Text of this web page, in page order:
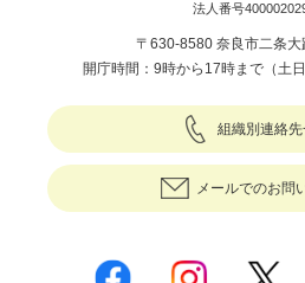
法人番号
〒630-8580 奈良市二条大
開庁時間：9時から17時まで（土
組織別連絡
メールでのお問